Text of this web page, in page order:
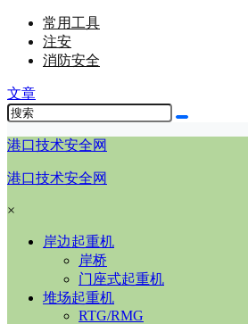
常用工具
注安
消防安全
文章
港口技术安全网
港口技术安全网
×
岸边起重机
岸桥
门座式起重机
堆场起重机
RTG/RMG